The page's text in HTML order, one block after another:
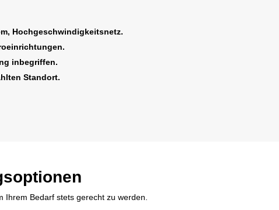
Hochgeschwindigkeitsnetz.
inbegriffen.
Standort.
Bedarf stets gerecht zu werden.